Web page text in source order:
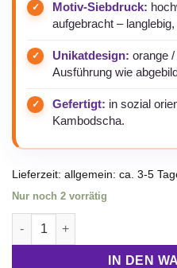
Motiv-Siebdruck:
aufgebracht –
Unikatdesign: orange
Ausführung wie
Gefertigt: in sozial
Kambodscha.
Lieferzeit: allgemein: ca. 3-5
Nur noch 2 vorrätig
Spacy Love weiß Rucksack
IN DEN